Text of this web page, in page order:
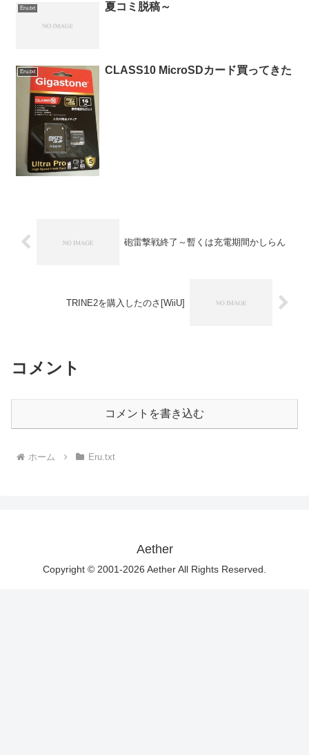
Eru.txt 夏コミ脱稿～
Eru.txt CLASS10 MicroSDカード買ってきた
砲雷撃戦終了～暫くは充電期間かしらん
TRINE2を購入したのさ[WiiU]
コメント
コメントを書き込む
ホーム Eru.txt
Aether
Copyright © 2001-2026 Aether All Rights Reserved.